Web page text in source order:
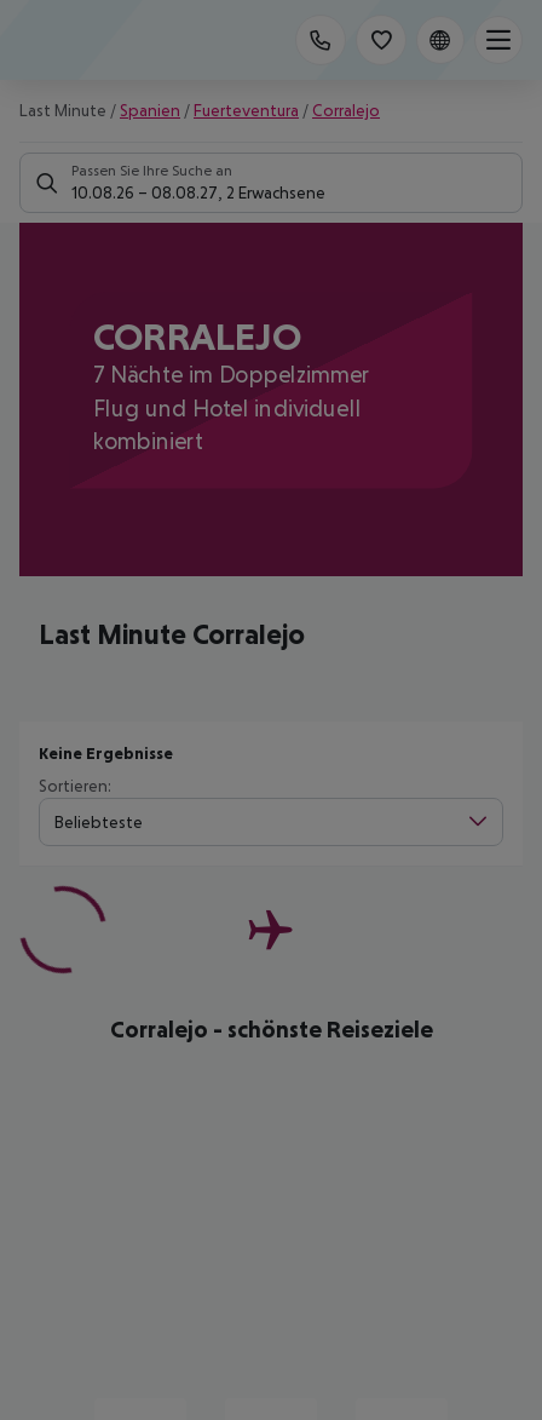
Last Minute / Spanien / Fuerteventura / Corralejo
Passen Sie Ihre Suche an
10.08.26 – 08.08.27 2 Erwachsene
CORRALEJO
7 Nächte im Doppelzimmer
Flug und Hotel individuell
kombiniert
Last Minute Corralejo
Keine Ergebnisse
Sortieren:
Beliebteste
Corralejo - schönste Reiseziele